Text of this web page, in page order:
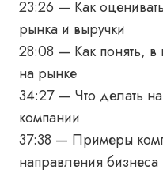
23:26 — Как
рынка и выручки
28:08 — Как понять, в
на рынке
34:27 — Что делать на
компании
37:38 — Примеры
направления бизнеса